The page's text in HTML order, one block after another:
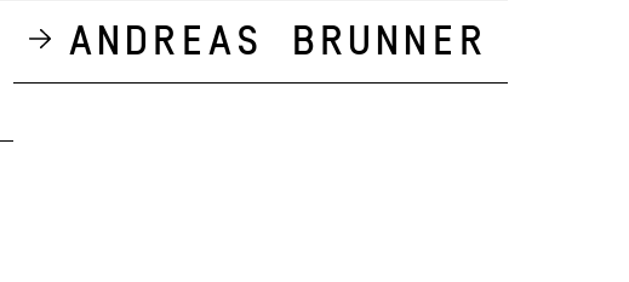
Andreas Brunner